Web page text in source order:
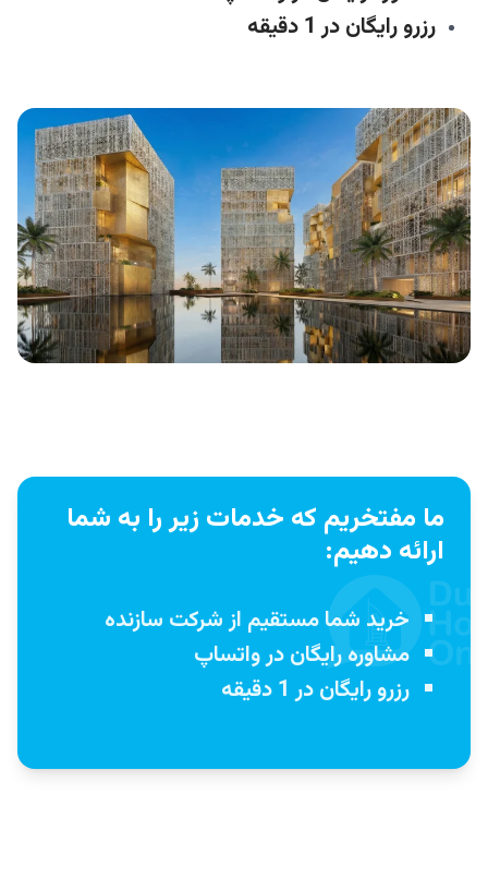
رزرو رایگان در 1 دقیقه
ما مفتخریم که خدمات زیر را به شما
ارائه دهیم:
خرید شما مستقیم از شرکت سازنده
مشاوره رایگان در واتساپ
رزرو رایگان در 1 دقیقه